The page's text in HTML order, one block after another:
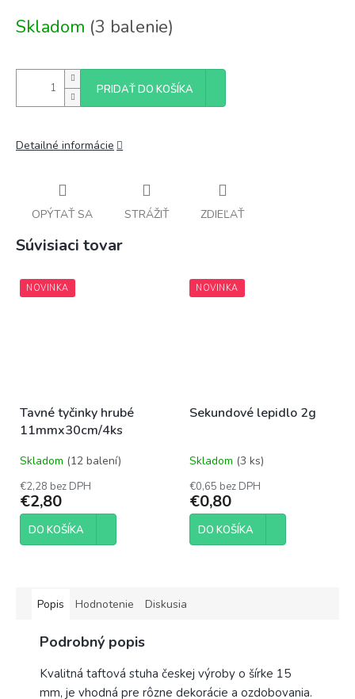
cena:
Skladom (3 balenie)
PRIDAŤ DO KOŠÍKA
Detailné informácie
OPÝTAŤ SA STRÁŽIŤ ZDIEĽAŤ
Súvisiaci tovar
NOVINKA
Tavné tyčinky hrubé
11mmx30cm/4ks
Skladom (12 balení)
€2,28 bez DPH
€2,80
DO KOŠÍKA
NOVINKA
Sekundové lepidlo 2g
Skladom (3 ks)
€0,65 bez DPH
€0,80
DO KOŠÍKA
Popis Hodnotenie Diskusia
Podrobný popis
Kvalitná taftová stuha českej výroby o šírke 15
mm, je vhodná pre rôzne dekorácie a ozdobovania.